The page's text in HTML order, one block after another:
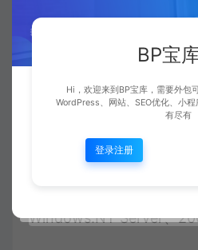
再加Server版控制系统，
器全力支持的操作控制系
UNIX:Openserver、
Linux:Redhat、Xterm等；
Windows:NT Server、
BP宝
Hi，欢迎来到BP宝库，需要外
WordPress、网站、SEO优化、小
有尽有
登录注册